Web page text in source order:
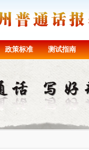
政策标准 测试指南